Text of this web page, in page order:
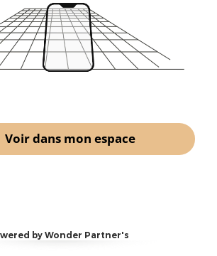
Voir dans mon espace
by Wonder Partner's